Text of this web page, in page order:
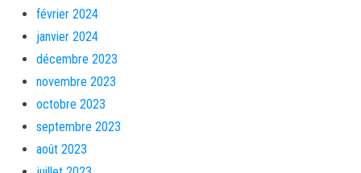
février 2024
janvier 2024
décembre 2023
novembre 2023
octobre 2023
septembre 2023
août 2023